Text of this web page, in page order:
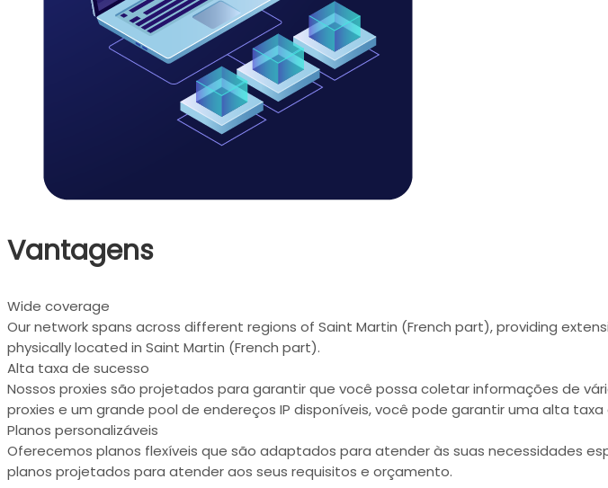
Vantagens
Wide coverage
Our network spans across different regions of Saint Martin (French part), providing
physically located in Saint Martin (French part).
Alta taxa de sucesso
Nossos proxies são projetados para garantir que você possa coletar informações de
proxies e um grande pool de endereços IP disponíveis, você pode garantir uma alta
Planos personalizáveis
Oferecemos planos flexíveis que são adaptados para atender às suas necessidades
planos projetados para atender aos seus requisitos e orçamento.